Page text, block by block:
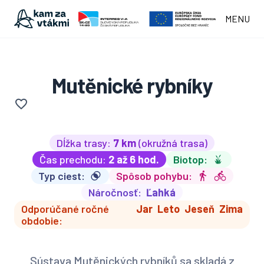
MENU
Mutěnické rybníky
Dĺžka trasy: 7 km(okružná trasa)
Čas prechodu: 2 až 6 hod.
Biotop:
Typ ciest:
Spôsob pohybu:
Náročnosť: Ľahká
Odporúčané ročné
obdobie:
Jar Leto Jeseň Zima
Sústava Mutěnických rybníků sa skladá z